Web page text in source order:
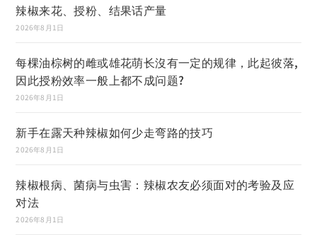
辣椒来花、授粉、结果话产量
2026年8月1日
每棵油棕树的雌或雄花萌长沒有一定的规律，此起彼落,
因此授粉效率一般上都不成问题?
2026年8月1日
新手在露天种辣椒如何少走弯路的技巧
2026年8月1日
辣椒根病、菌病与虫害：辣椒农友必须面对的考验及应
对法
2026年8月1日